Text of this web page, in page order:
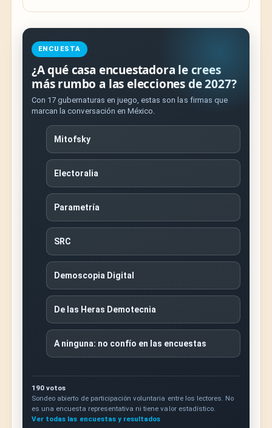
ENCUESTA
¿A qué casa encuestadora le crees
más rumbo a las elecciones de 2027?
Con 17 gubernaturas en juego, estas son las firmas que
marcan la conversación en México.
Mitofsky
Electoralia
Parametría
SRC
Demoscopia Digital
De las Heras Demotecnia
A ninguna: no confío en las encuestas
190 votos
Sondeo abierto de participación voluntaria entre los lectores. No
es una encuesta representativa ni tiene valor estadístico.
Ver todas las encuestas y resultados